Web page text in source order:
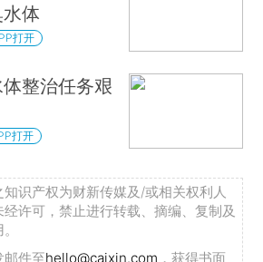
体
打开
整治任务艰
打开
识产权为财新传媒及/或相关权利人
许可，禁止进行转载、摘编、复制及
邮件至hello@caixin.com ，获得书面